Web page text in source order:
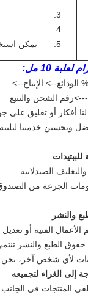
يمكن
10 مل:
--->رقم الشحن والتتبع
لنا أفكار أو تعليق على
وتحسين خدمتنا لتلبية
الصيدلانية
الجرعة من الصندوق.
والنشر
الفنية أو تعديل
حقوق الطبع والنشر
لأي شخص آخر، نحن
المنتجات في